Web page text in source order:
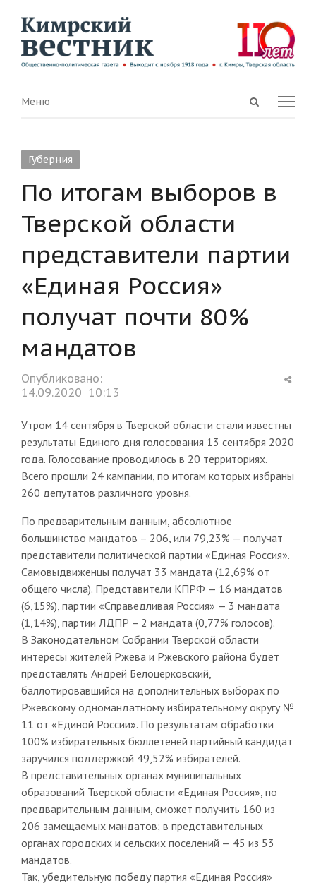
Open
Menu
Меню
Губерния
По итогам выборов в
Тверской области
представители партии
«Единая Россия»
получат почти 80%
мандатов
Опубликовано:
14.09.2020 10:13
Утром 14 сентября в Тверской области стали известны
результаты Единого дня голосования 13 сентября 2020
года. Голосование проводилось в 20 территориях.
Всего прошли 24 кампании, по итогам которых избраны
260 депутатов различного уровня.
По предварительным данным, абсолютное
большинство мандатов – 206, или 79,23% — получат
представители политической партии «Единая Россия».
Самовыдвиженцы получат 33 мандата (12,69% от
общего числа). Представители КПРФ — 16 мандатов
(6,15%), партии «Справедливая Россия» — 3 мандата
(1,14%), партии ЛДПР – 2 мандата (0,77% голосов).
В Законодательном Собрании Тверской области
интересы жителей Ржева и Ржевского района будет
представлять Андрей Белоцерковский,
баллотировавшийся на дополнительных выборах по
Ржевскому одномандатному избирательному округу №
11 от «Единой России». По результатам обработки
100% избирательных бюллетеней партийный кандидат
заручился поддержкой 49,52% избирателей.
В представительных органах муниципальных
образований Тверской области «Единая Россия», по
предварительным данным, сможет получить 160 из
206 замещаемых мандатов; в представительных
органах городских и сельских поселений — 45 из 53
мандатов.
Так, убедительную победу партия «Единая Россия»